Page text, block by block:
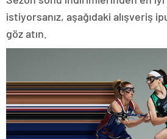
istiyorsanız, aşağıdaki alışveriş
göz atın.